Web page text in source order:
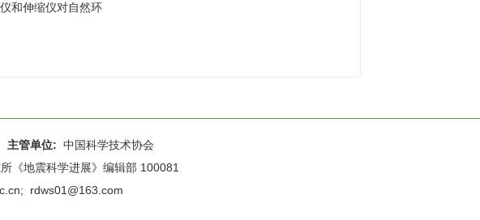
和伸缩仪对自然环
主管单位: 中国科学技术协会
《地震科学进展》编辑部 100081
; rdws01@163.com